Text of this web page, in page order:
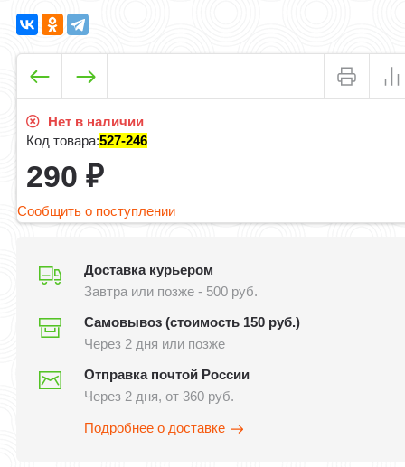
Нет в наличии
Код товара:527-246
290₽
Сообщить о поступлении
Доставка курьером
Завтра или позже - 500 руб.
Самовывоз (стоимость 150 руб.)
Через 2 дня или позже
Отправка почтой России
Через 2 дня, от 360 руб.
Подробнее о доставке